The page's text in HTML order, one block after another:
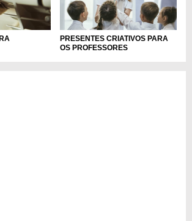
PRESENTES CRIATIVOS PARA
OS PROFESSORES